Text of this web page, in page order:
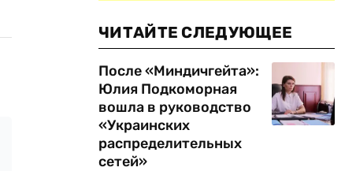
ЧИТАЙТЕ СЛЕДУЮЩЕЕ
После «Миндичгейта»:
Юлия Подкоморная
вошла в руководство
«Украинских
распределительных
сетей»